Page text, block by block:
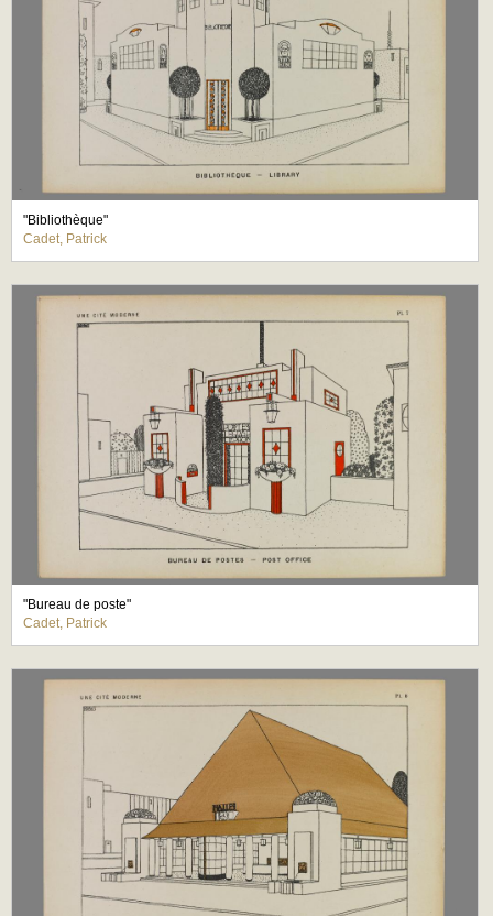
"Bibliothèque"
Cadet, Patrick
"Bureau de poste"
Cadet, Patrick